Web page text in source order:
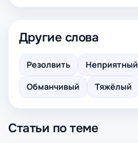
Другие слова
Резолвить Неприятный
Обманчивый
Тяжёлый
Статьи по теме